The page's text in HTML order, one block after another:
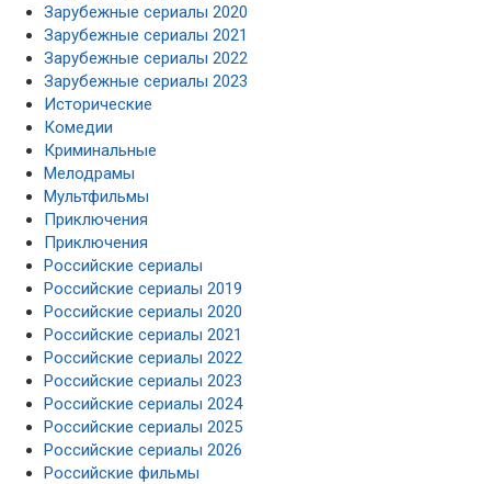
Зарубежные сериалы 2020
Зарубежные сериалы 2021
Зарубежные сериалы 2022
Зарубежные сериалы 2023
Исторические
Комедии
Криминальные
Мелодрамы
Мультфильмы
Приключения
Приключения
Российские сериалы
Российские сериалы 2019
Российские сериалы 2020
Российские сериалы 2021
Российские сериалы 2022
Российские сериалы 2023
Российские сериалы 2024
Российские сериалы 2025
Российские сериалы 2026
Российские фильмы